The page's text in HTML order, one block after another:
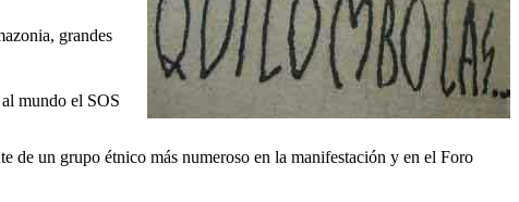
grandes
mundo el SOS
de un grupo étnico más numeroso en la manifestación y en el Foro